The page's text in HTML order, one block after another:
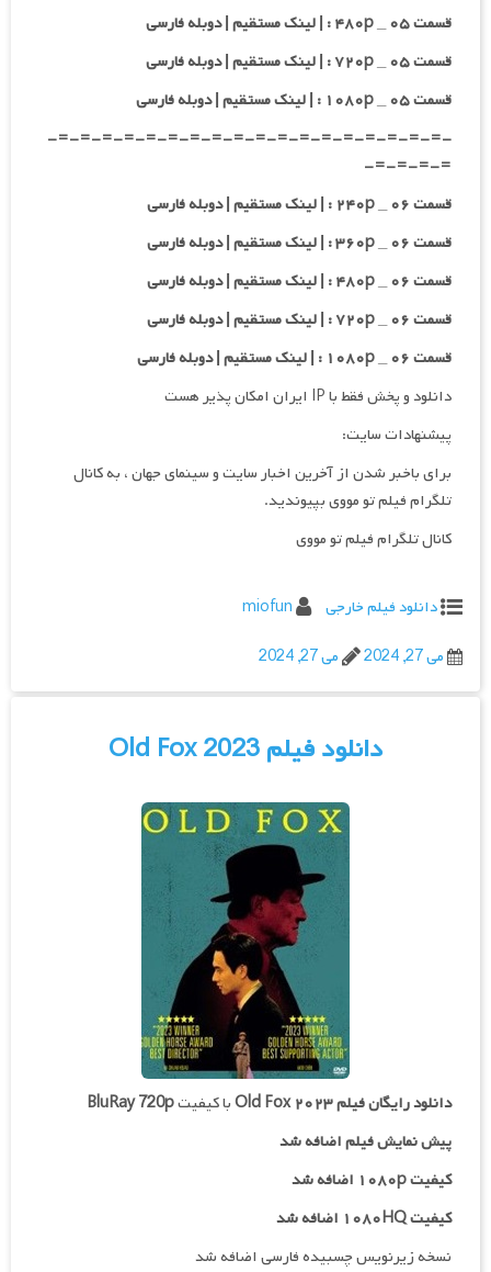
قسمت ۰۵ _ ۴۸۰p : | لینک مستقیم | دوبله فارسی
قسمت ۰۵ _ ۷۲۰p : | لینک مستقیم | دوبله فارسی
قسمت ۰۵ _ ۱۰۸۰p : | لینک مستقیم | دوبله فارسی
-=-=-=-=-=-=-=-=-=-=-=-=-=-=-=-=-=-=-
=-=-=-=-
قسمت ۰۶ _ ۲۴۰p : | لینک مستقیم | دوبله فارسی
قسمت ۰۶ _ ۳۶۰p : | لینک مستقیم | دوبله فارسی
قسمت ۰۶ _ ۴۸۰p : | لینک مستقیم | دوبله فارسی
قسمت ۰۶ _ ۷۲۰p : | لینک مستقیم | دوبله فارسی
قسمت ۰۶ _ ۱۰۸۰p : | لینک مستقیم | دوبله فارسی
دانلود و پخش فقط با IP ایران امکان پذیر هست
پیشنهادات سایت:
برای باخبر شدن از آخرین اخبار سایت و سینمای جهان ، به کانال
تلگرام فیلم تو مووی بپیوندید.
کانال تلگرام فیلم تو مووی
دانلود فیلم خارجی
miofun
می 27, 2024
می 27, 2024
دانلود فیلم Old Fox 2023
دانلود رایگان فیلمOld Fox ۲۰۲۳با کیفیتBluRay 720p
پیش نمایش فیلم اضافه شد
کیفیت ۱۰۸۰p اضافه شد
کیفیت ۱۰۸۰HQ اضافه شد
نسخه زیرنویس چسبیده فارسی اضافه شد